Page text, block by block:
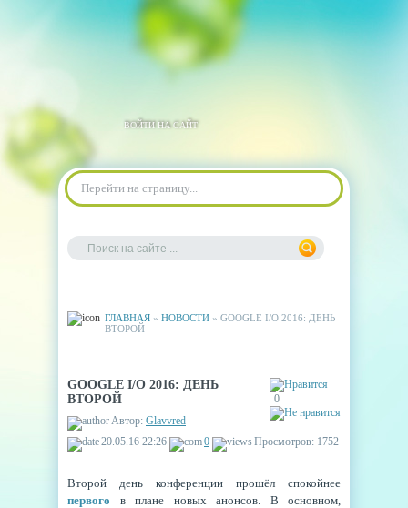
ВОЙТИ НА САЙТ
Перейти на страницу...
ГЛАВНАЯ » НОВОСТИ » GOOGLE I/O 2016: ДЕНЬ
ВТОРОЙ
0
GOOGLE I/O 2016: ДЕНЬ
ВТОРОЙ
Автор: Glavvred
20.05.16 22:26
0 Просмотров: 1752
Второй день конференции прошёл спокойнее
первого в плане новых анонсов. В основном,